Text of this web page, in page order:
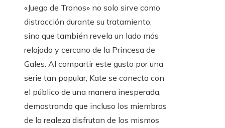
«Juego de Tronos» no solo sirve como
distracción durante su tratamiento,
sino que también revela un lado más
relajado y cercano de la Princesa de
Gales. Al compartir este gusto por una
serie tan popular, Kate se conecta con
el público de una manera inesperada,
demostrando que incluso los miembros
de la realeza disfrutan de los mismos